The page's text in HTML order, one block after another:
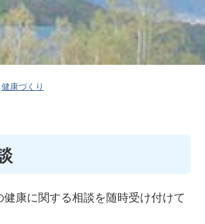
健康づくり
康に関する相談を随時受け付けて